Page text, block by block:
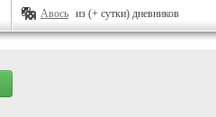
Авось из (+ сутки) дневников